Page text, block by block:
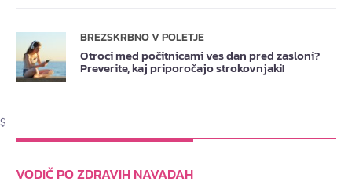
BREZSKRBNO V POLETJE
Otroci med počitnicami ves dan pred zasloni?
Preverite, kaj priporočajo strokovnjaki!
$
VODIČ PO ZDRAVIH NAVADAH